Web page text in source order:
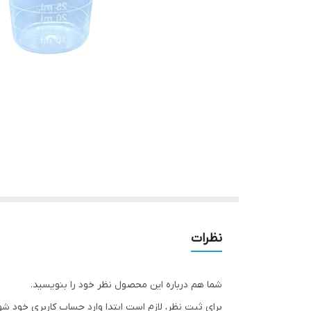
نظرات
شما هم درباره این محصول نظر خود را بنویسید.
برای ثبت نظر، لازم است ابتدا وارد حساب کاربری خود